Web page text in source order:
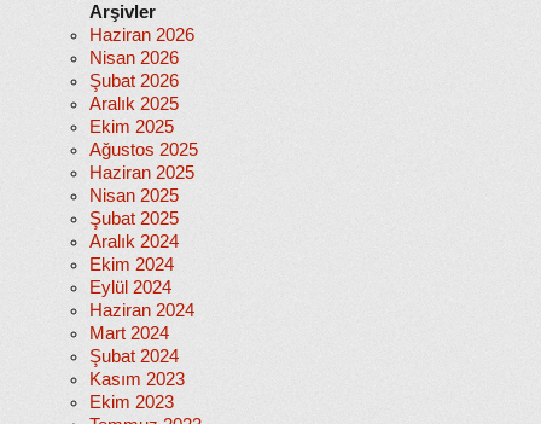
Arşivler
Haziran 2026
Nisan 2026
Şubat 2026
Aralık 2025
Ekim 2025
Ağustos 2025
Haziran 2025
Nisan 2025
Şubat 2025
Aralık 2024
Ekim 2024
Eylül 2024
Haziran 2024
Mart 2024
Şubat 2024
Kasım 2023
Ekim 2023